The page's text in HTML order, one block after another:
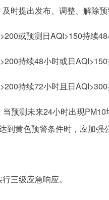
时提出发布、调整、解除
或预测日AQI>150持续
持续48小时或日
持续72小时且日AQI>300
预测未来24小时出现
到黄色预警条件时，应加强
三级应急响应。